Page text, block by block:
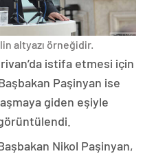
altyazı örneğidir.
istifa etmesi için
Paşinyan ise
giden eşiyle
Nikol Paşinyan,